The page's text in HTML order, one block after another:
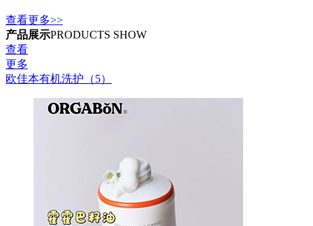
查看更多>>
产品展示PRODUCTS SHOW
查看
更多
欧佳本有机洗护（5）